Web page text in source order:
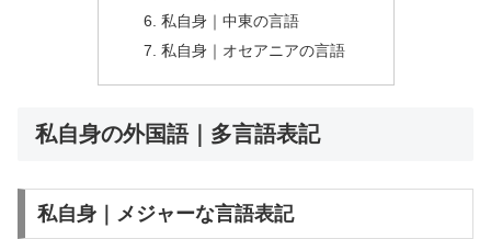
私自身｜中東の言語
私自身｜オセアニアの言語
私自身の外国語｜多言語表記
私自身｜メジャーな言語表記